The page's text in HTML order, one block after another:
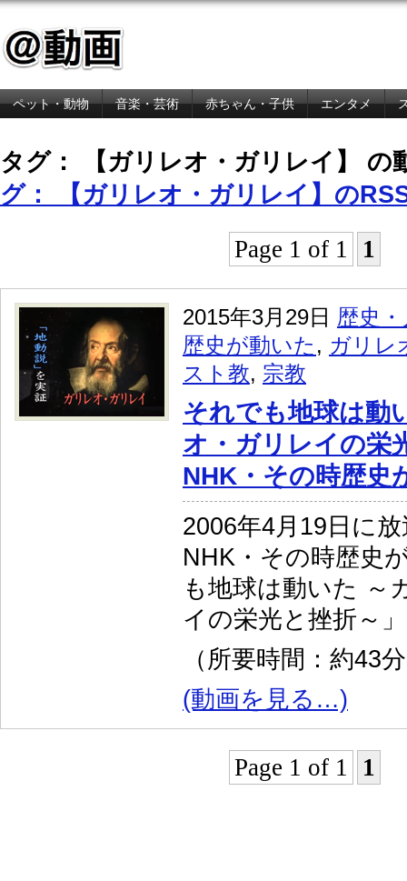
ペット・動物 音楽・芸術 赤ちゃん・子供 エンタメ
タグ： 【ガリレオ・ガリレイ】 の
グ： 【ガリレオ・ガリレイ】の
Page 1 of 1
1
2015年3月29日 歴史
歴史が動いた , ガリレ
スト教, 宗教
それでも地球は動
オ・ガリレイの栄
NHK・その時歴史
2006年4月19日に
NHK・その時歴史
も地球は動いた ～
イの栄光と挫折～
（所要時間：約43
(動画を見る…)
Page 1 of 1 1